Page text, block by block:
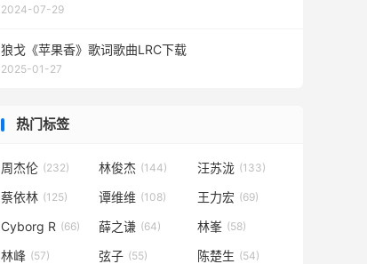
2024-07-29
狼戈《苹果香》歌词歌曲LRC下载
2025-01-27
热门标签
周杰伦 (232) 林俊杰 (144) 汪苏泷 (133)
蔡依林 (125) 谭维维 (108) 王力宏 (69)
Cyborg R (66) 薛之谦 (64) 林峯 (58)
林峰 (57) 弦子 (55) 陈楚生 (54)